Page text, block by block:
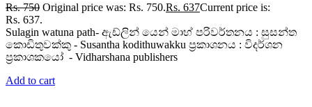
Rs.750 Original price was: Rs. 750.Rs. 637Current price is:
Rs. 637.
Sulagin watuna path- ඇඩ්ලින් යෙන් මාහ් පරිවර්තනය : සුසන්ත
කොඩිතුවක්කු - Susantha kodithuwakku ප්‍රකාශනය : විදර්ශන
ප්‍රකාශකයෝ - Vidharshana publishers
Add to cart